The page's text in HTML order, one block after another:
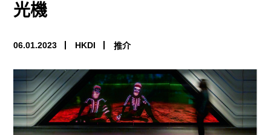
光機
06.01.2023 HKDI 推介